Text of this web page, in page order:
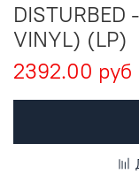
DISTURBED
VINYL) (LP)
2392.00 руб